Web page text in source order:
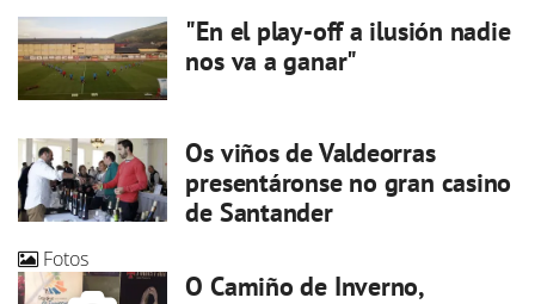
"En el play-off a ilusión nadie
nos va a ganar"
Os viños de Valdeorras
presentáronse no gran casino
de Santander
Fotos
O Camiño de Inverno,